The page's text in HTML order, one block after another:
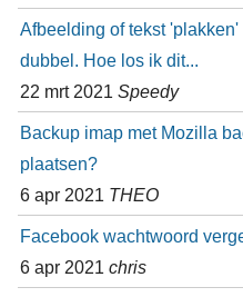
Afbeelding of tekst
dubbel. Hoe los ik dit...
22 mrt 2021 Speedy
Backup imap met Mozilla
plaatsen?
6 apr 2021 THEO
Facebook wachtwoord
6 apr 2021 chris